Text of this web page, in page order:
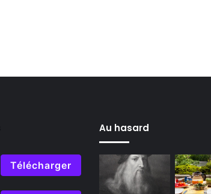
Télécharger
Au hasard